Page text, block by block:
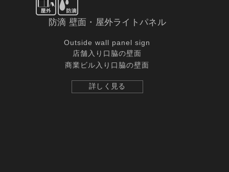
防滴 壁面・屋外ライトパネル
Outside wall panel sign
店舗入り口脇の壁面
商業ビル入り口脇の壁面
詳しく見る